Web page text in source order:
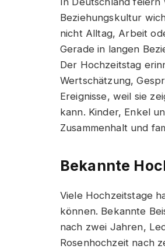
Beziehungskultur
nicht Alltag, Arbeit
Gerade in langen
Der Hochzeitstag
Wertschätzung,
Ereignisse, weil sie
kann. Kinder, Enkel
Zusammenhalt und
Bekannte
Viele Hochzeitstage
können. Bekannte
nach zwei Jahren,
Rosenhochzeit nach